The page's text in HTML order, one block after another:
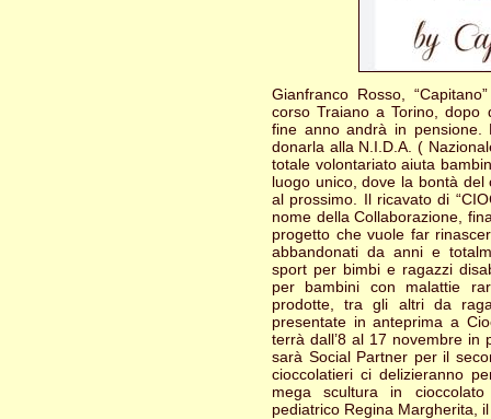
Gianfranco Rosso,
corso Traiano a Torino, dopo
fine anno andrà in pensione.
donarla alla N.I.D.A. (
totale volontariato aiuta
luogo unico, dove la bontà
al prossimo. Il ricavato di
nome della Collaborazione,
progetto che vuole far
abbandonati da anni e
sport per bimbi e ragazzi
per bambini con malattie
prodotte, tra gli altri da
presentate in anteprima a
terrà dall’8 al 17 novembre in
sarà Social Partner per il
cioccolatieri ci delizieranno
mega scultura in
pediatrico Regina Margherita,